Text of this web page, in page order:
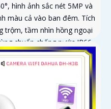
hình ảnh sắc nét 5MP và
màu cả vào ban đêm. Tích
trộm, tầm nhìn hồng ngoại
chuẩn chống nước IP66
mọi điều kiện